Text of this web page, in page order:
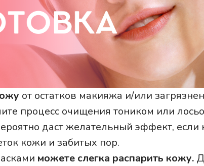
от остатков макияжа и/или
процесс очищения тоником или
даст желательный эффект, если
кожи и забитых пор.
можете слегка распарить кожу.